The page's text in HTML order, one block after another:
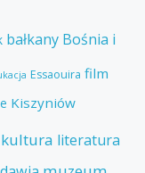
bałkany Bośnia i
Essaouira film
Kiszyniów
kultura literatura